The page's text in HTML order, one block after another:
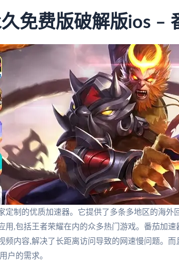
免费版破解版ios –
定制的优质加速器。它提供了多条多地区的海外
用,包括王者荣耀在内的众多热门游戏。番茄加速
频内容,解决了长距离访问导致的网速慢问题。而
户的需求。